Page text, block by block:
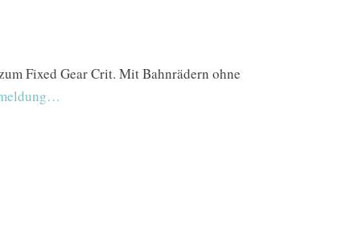
Fixed Gear Crit. Mit Bahnrädern ohne